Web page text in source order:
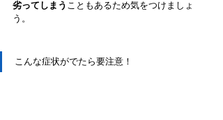
劣ってしまう こともあるため気をつけましょ
う。
こんな症状がでたら要注意！